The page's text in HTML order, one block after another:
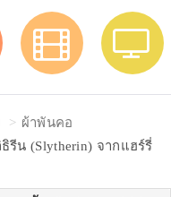
ผ้าพันคอ
น (Slytherin) จากแฮร์รี่